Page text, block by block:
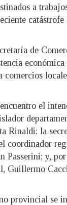
a
de
comercios
el
Rinaldi; la
coordinador
Passerini; y,
Guillermo
provincial se